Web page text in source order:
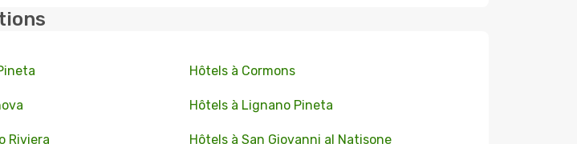
Hôtels à Cormons
Hôtels à Lignano Pineta
Riviera Hôtels à San Giovanni al Natisone